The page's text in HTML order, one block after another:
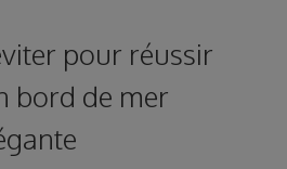
pour réussir
bord de mer